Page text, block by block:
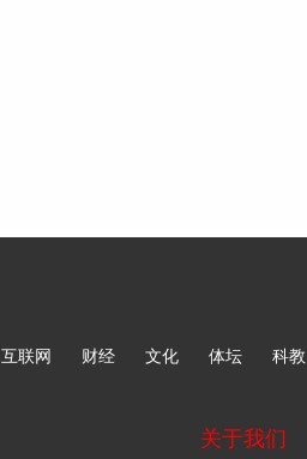
互联网 财经 文化 体坛 科教
关于我们